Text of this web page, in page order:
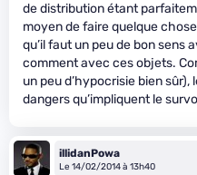
de distribution étant
moyen de faire quelque
qu’il faut un peu de bon sens
comment avec ces objets.
un peu d’hypocrisie bien
dangers qu’impliquent le
illidanPowa
Le 14/02/2014 à 13h40